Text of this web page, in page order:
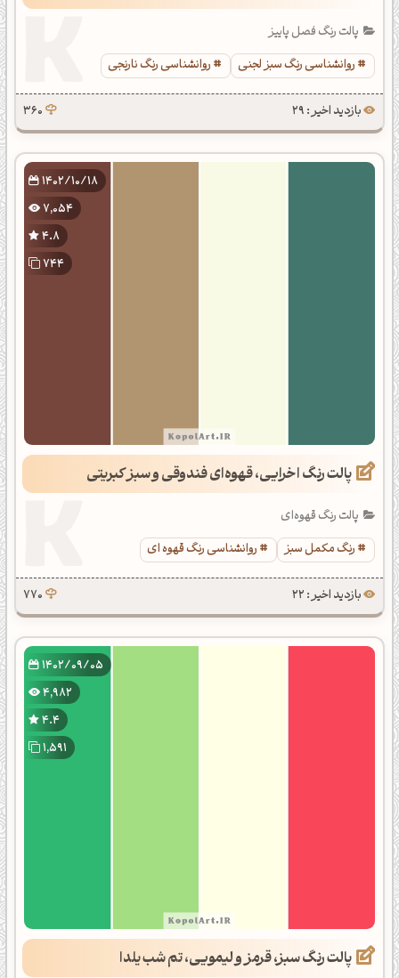
پالت رنگ فصل پاییز
روانشناسی رنگ سبز لجنی
روانشناسی رنگ نارنجی
بازدید اخیر : 29 360
1402/10/18
7,054
4.8
744
پالت رنگ اخرایی، قهوه‌ای فندوقی و سبز کبریتی
پالت رنگ قهوه‌ای
رنگ مکمل سبز
روانشناسی رنگ قهوه ای
بازدید اخیر : 22 770
1402/09/05
4,982
4.4
1,591
پالت رنگ سبز، قرمز و لیمویی، تم شب یلدا